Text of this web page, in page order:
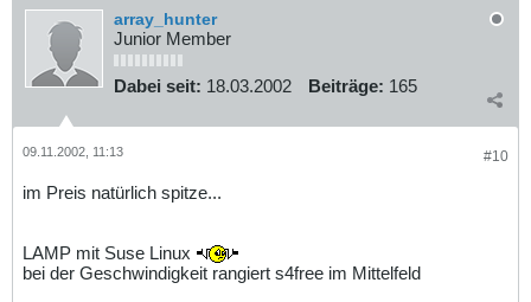
array_hunter
Junior Member
Dabei seit: 18.03.2002 Beiträge: 165
#10
09.11.2002, 11:13
im Preis natürlich spitze...
LAMP mit Suse Linux
bei der Geschwindigkeit rangiert s4free im Mittelfeld